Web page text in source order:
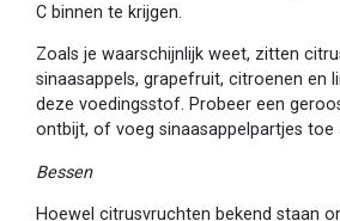
C binnen te krijgen.
Zoals je waarschijnlijk weet, zitten
sinaasappels, grapefruit, citroenen en
deze voedingsstof. Probeer een
ontbijt, of voeg sinaasappelpartjes toe
Bessen
Hoewel citrusvruchten bekend staan